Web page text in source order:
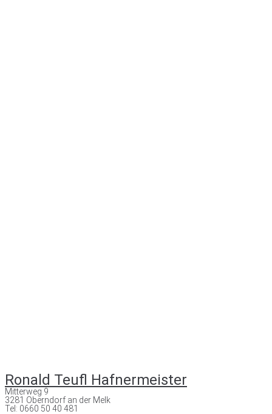
Ronald Teufl Hafnermeister
Mitterweg 9
3281 Oberndorf an der Melk
Tel: 0660 50 40 481